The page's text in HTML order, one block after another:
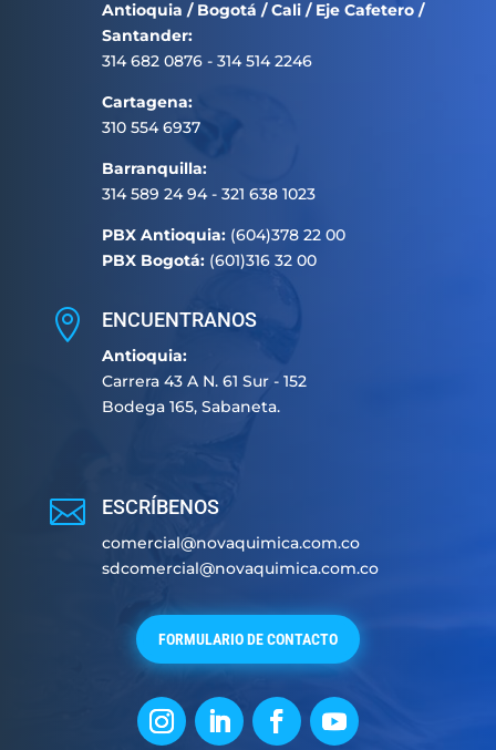
Antioquia / Bogotá / Cali / Eje Cafetero /
Santander:
314 682 0876 - 314 514 2246
Cartagena:
310 554 6937
Barranquilla:
314 589 24 94 - 321 638 1023
PBX Antioquia:(604)378 22 00
PBX Bogotá:(601)316 32 00
 ENCUENTRANOS
Antioquia:
Carrera 43 A N. 61 Sur - 152
Bodega 165, Sabaneta.
 ESCRÍBENOS
comercial@novaquimica.com.co
sdcomercial@novaquimica.com.co
FORMULARIO DE CONTACTO